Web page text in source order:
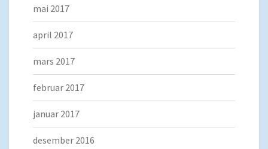
mai 2017
april 2017
mars 2017
februar 2017
januar 2017
desember 2016